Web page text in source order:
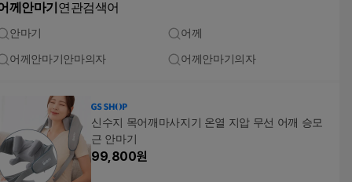
께안마기 연관검색어
안마기 어께
어께안마기안마의자 어께안마기의자
신수지 목어깨마사지기 온열 지압 무선 어깨 승모
근 안마기
99,800원